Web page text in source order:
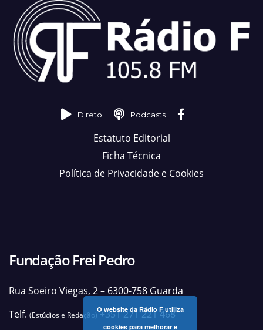
Direto Podcasts
Estatuto Editorial
Ficha Técnica
Política de Privacidade e Cookies
Fundação Frei Pedro
Rua Soeiro Viegas, 2 – 6300-758 Guarda
Telf. (Estúdios e Redação)+351 271 221 468
O website da Rádio F utiliza
cookies para melhorar e